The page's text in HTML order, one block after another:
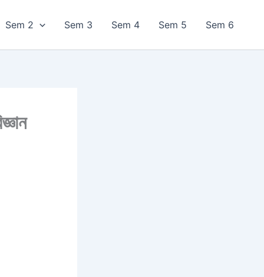
Sem 2 Sem 3 Sem 4 Sem 5 Sem 6